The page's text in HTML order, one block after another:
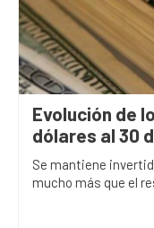
Evolución de
dólares al 30
Se mantiene
mucho más que el